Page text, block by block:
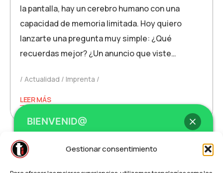
Gestionar consentimiento
la pantalla, hay un cerebro humano con una
capacidad de memoria limitada. Hoy quiero
lanzarte una pregunta muy simple: ¿Qué
recuerdas mejor? ¿Un anuncio que viste…
Actualidad Imprenta
LEER MÁS
Paginación
de
BIENVENID@